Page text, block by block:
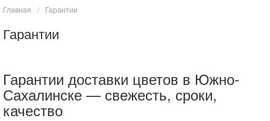
Главная / Гарантии
Гарантии
Гарантии доставки цветов в Южно-
Сахалинске — свежесть, сроки,
качество